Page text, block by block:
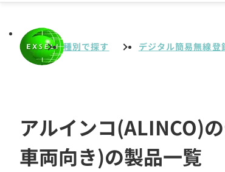
種別で探す デジタル簡易無線登
アルインコ(ALINCO)
車両向き)の製品一覧